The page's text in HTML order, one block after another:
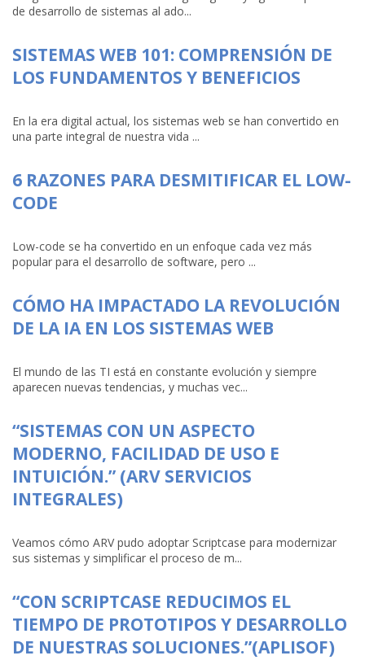
de desarrollo de sistemas al ado...
SISTEMAS WEB 101: COMPRENSIÓN DE
LOS FUNDAMENTOS Y BENEFICIOS
En la era digital actual, los sistemas web se han convertido en
una parte integral de nuestra vida ...
6 RAZONES PARA DESMITIFICAR EL LOW-
CODE
Low-code se ha convertido en un enfoque cada vez más
popular para el desarrollo de software, pero ...
CÓMO HA IMPACTADO LA REVOLUCIÓN
DE LA IA EN LOS SISTEMAS WEB
El mundo de las TI está en constante evolución y siempre
aparecen nuevas tendencias, y muchas vec...
“SISTEMAS CON UN ASPECTO
MODERNO, FACILIDAD DE USO E
INTUICIÓN.” (ARV SERVICIOS
INTEGRALES)
Veamos cómo ARV pudo adoptar Scriptcase para modernizar
sus sistemas y simplificar el proceso de m...
“CON SCRIPTCASE REDUCIMOS EL
TIEMPO DE PROTOTIPOS Y DESARROLLO
DE NUESTRAS SOLUCIONES.”(APLISOF)